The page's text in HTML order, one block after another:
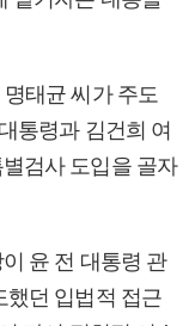
태균 씨가 주도
통령과 김건희 여
검사 도입을 골자
윤 전 대통령 관
했던 입법적 접근